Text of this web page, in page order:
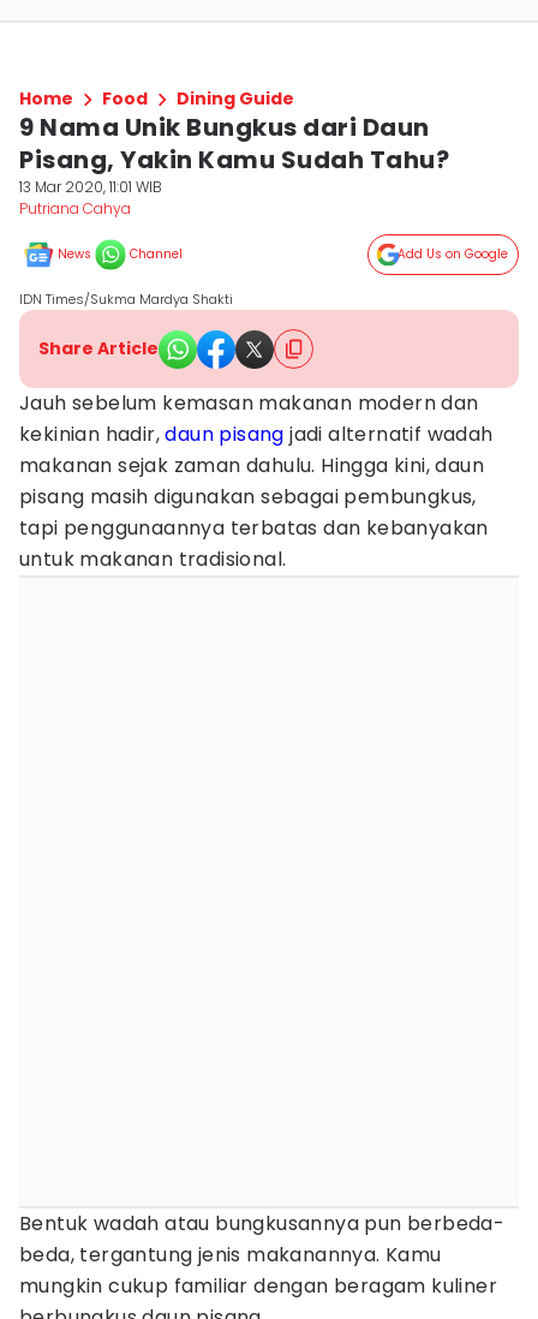
Home Food Dining Guide
9 Nama Unik Bungkus dari Daun
Pisang, Yakin Kamu Sudah Tahu?
13 Mar 2020, 11:01 WIB
Putriana Cahya
News Channel Add Us on Google
IDN Times/Sukma Mardya Shakti
Share Article
Jauh sebelum kemasan makanan modern dan
kekinian hadir,daun pisang jadi alternatif wadah
makanan sejak zaman dahulu. Hingga kini, daun
pisang masih digunakan sebagai pembungkus,
tapi penggunaannya terbatas dan kebanyakan
untuk makanan tradisional.
Bentuk wadah atau bungkusannya pun berbeda-
beda, tergantung jenis makanannya. Kamu
mungkin cukup familiar dengan beragam kuliner